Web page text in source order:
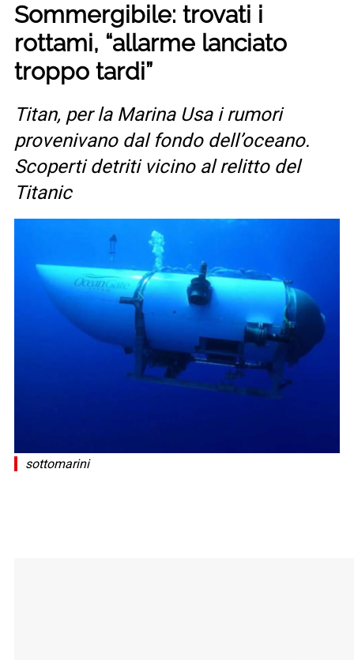
Sommergibile: trovati i
rottami, “allarme lanciato
troppo tardi”
Titan, per la Marina Usa i rumori
provenivano dal fondo dell’oceano.
Scoperti detriti vicino al relitto del
Titanic
sottomarini